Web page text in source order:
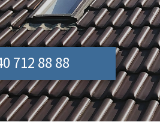
712 88 88